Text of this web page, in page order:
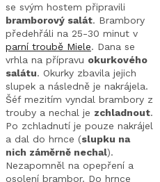
se svým hostem připravili
bramborový salát. Brambory
předehřáli na 25-30 minut v
parní troubě Miele. Dana se
vrhla na přípravu okurkového
salátu. Okurky zbavila jejich
slupek a následně je nakrájela.
Šéf mezitím vyndal brambory z
trouby a nechal je zchladnout.
Po zchladnutí je pouze nakrájel
a dal do hrnce (slupku na
nich záměrně nechal).
Nezapomněl na opepření a
osolení brambor. Do hrnce